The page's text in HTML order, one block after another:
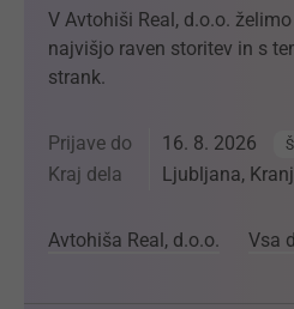
V Avtohiši Real, d.o.o.
najvišjo raven storitev in s
strank.
Prijave do 16. 8. 2026
Kraj dela Ljubljana, Kranj
Avtohiša Real, d.o.o. Vsa